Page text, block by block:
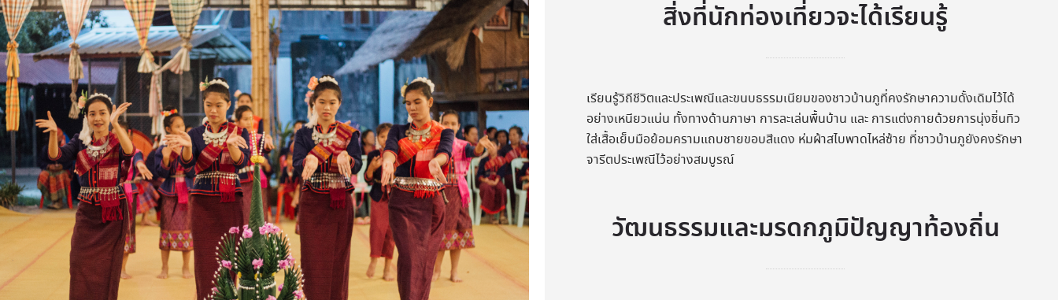
สิ่งที่นักท่องเที่ยวจะได้เรียนรู้
เรียนรู้วิถีชีวิตและประเพณีและขนบธรรมเนียมของชาวบ้านภูที่คงรักษาความดั้งเดิมไว้ได้
อย่างเหนียวแน่น ทั้งทางด้านภาษา การละเล่นพื้นบ้าน และ การแต่งกายด้วยการนุ่งซิ่นทิว
ใส่เสื้อเย็บมือย้อมครามแถบชายขอบสีแดง ห่มผ้าสไบพาดไหล่ซ้าย ที่ชาวบ้านภูยังคงรักษา
จารีตประเพณีไว้อย่างสมบูรณ์
วัฒนธรรมและมรดกภูมิปัญญาท้องถิ่น